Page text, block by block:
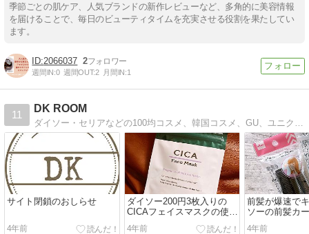
季節ごとの肌ケア、人気ブランドの新作レビューなど、多角的に美容情報
を届けることで、毎日のビューティタイムを充実させる役割を果たしてい
ます。
2066037 2
週間IN:0 週間OUT:2 月間IN:1
11
DK ROOM
ダイソー・セリアなどの100均コスメ、韓国コスメ、GU、ユニクロファッションなどプチプラアイテムを中心に管理人・mayuがあくまで個人的なレビューをつづっているブログです。
サイト閉鎖のおしらせ
4年前
ダイソー200円3枚入りの
CICAフェイスマスクの使用
レビュー
4年前
前髪が爆速で
ソーの前髪カ
ズ4cm3cm比
4年前